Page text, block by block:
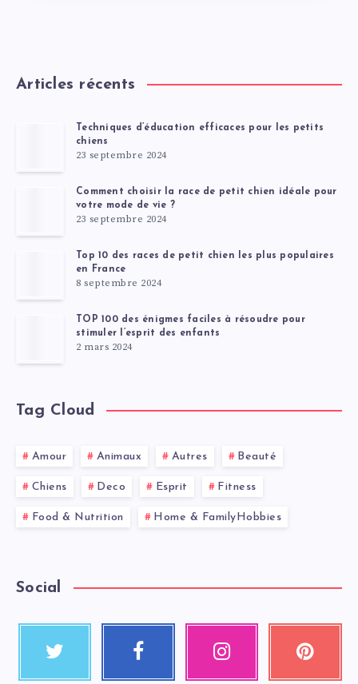
Articles récents
Techniques d’éducation efficaces pour les petits
chiens
23 septembre 2024
Comment choisir la race de petit chien idéale pour
votre mode de vie ?
23 septembre 2024
Top 10 des races de petit chien les plus populaires
en France
8 septembre 2024
TOP 100 des énigmes faciles à résoudre pour
stimuler l’esprit des enfants
2 mars 2024
Tag Cloud
Amour Animaux Autres Beauté
Chiens Deco Esprit Fitness
Food & Nutrition Home & FamilyHobbies
Social